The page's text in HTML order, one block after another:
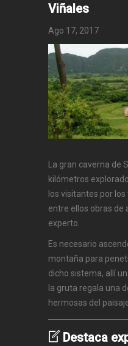
Viñales
Ago 17, 2017
La gran caverna de
kilómetros
los visitantes por
entre ellos obras de
experto.
Es necesario
montaña para
dicho sistema, allí
la gruta regala una
hermosas del
Destaca